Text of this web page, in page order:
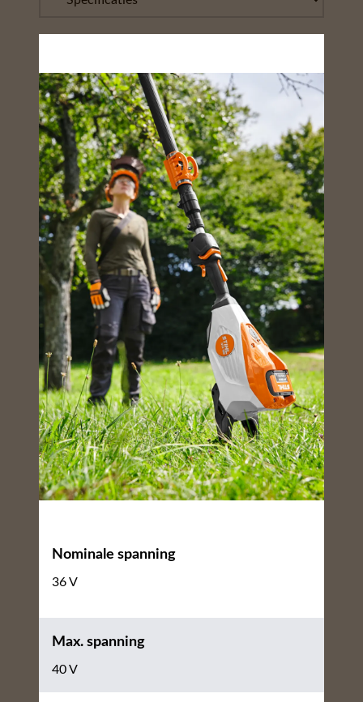
Nominale spanning
36 V
Max. spanning
40 V